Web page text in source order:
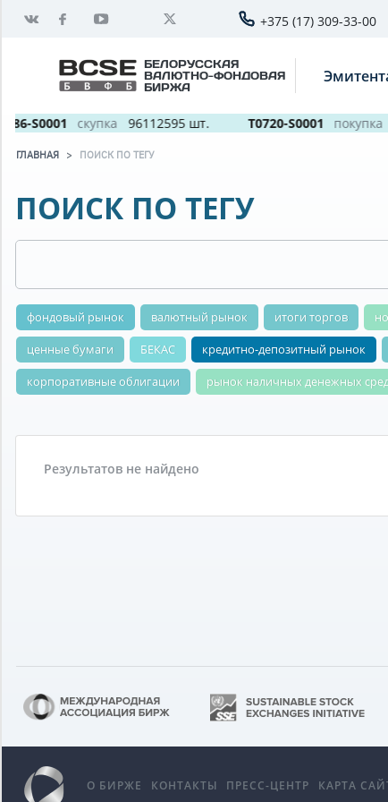
+375 (17) 309-33-00
БЕЛОРУССКАЯ
ВАЛЮТНО-ФОНДОВАЯ
БИРЖА
S0001 скупка 96112595 шт. T0720-S0001 покупка
ГЛАВНАЯ ПОИСК ПО ТЕГУ
ПОИСК ПО ТЕГУ
фондовый рынок валютный рынок итоги торгов
ценные бумаги
БЕКАС кредитно-депозитный рынок
корпоративные облигации
рынок наличных денежных
Результатов не найдено
О БИРЖЕ КОНТАКТЫ ПРЕСС-ЦЕНТР КАРТА